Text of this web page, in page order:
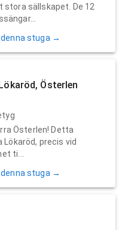
sällskapet. De 12
stuga →
Österlen
Österlen! Detta
precis vid
ti...
stuga →